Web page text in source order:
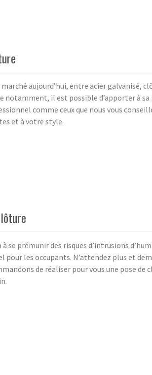
aujourd’hui, entre acier galvanisé,
il est possible d’apporter à sa
comme ceux que nous vous
et à votre style.
prémunir des risques d’intrusions
pour les occupants. N’attendez plus et
de réaliser pour vous une pose de